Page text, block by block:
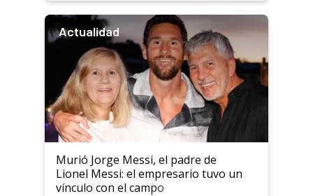
Actualidad
Murió Jorge Messi, el padre de
Lionel Messi: el empresario tuvo un
vínculo con el campo